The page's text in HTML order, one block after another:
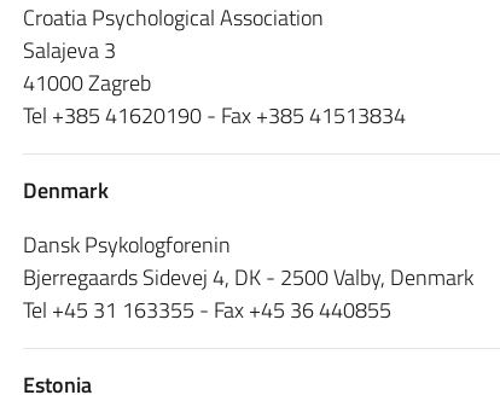
Croatia Psychological Association
Salajeva 3
41000 Zagreb
Tel +385 41620190 - Fax +385 41513834
Denmark
Dansk Psykologforenin
Bjerregaards Sidevej 4, DK - 2500 Valby, Denmark
Tel +45 31 163355 - Fax +45 36 440855
Estonia